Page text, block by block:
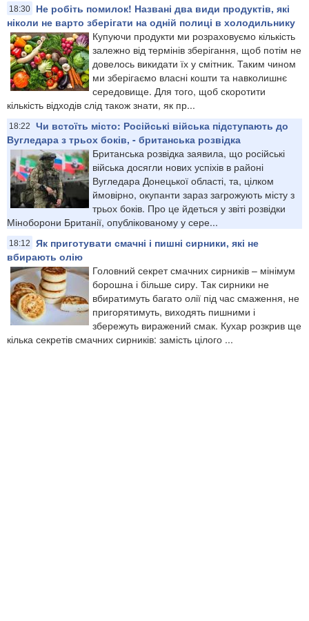
18:30
Не робіть помилок! Названі два види продуктів, які
ніколи не варто зберігати на одній полиці в холодильнику
Купуючи продукти ми розраховуємо кількість
залежно від термінів зберігання, щоб потім не
довелось викидати їх у смітник. Таким чином
ми зберігаємо власні кошти та навколишнє
середовище. Для того, щоб скоротити
кількість відходів слід також знати, як пр...
18:22
Чи встоїть місто: Російські війська підступають до
Вугледара з трьох боків, - британська розвідка
Британська розвідка заявила, що російські
війська досягли нових успіхів в районі
Вугледара Донецької області, та, цілком
ймовірно, окупанти зараз загрожують місту з
трьох боків. Про це йдеться у звіті розвідки
Міноборони Британії, опублікованому у сере...
18:12
Як приготувати смачні і пишні сирники, які не
вбирають олію
Головний секрет смачних сирників – мінімум
борошна і більше сиру. Так сирники не
вбиратимуть багато олії під час смаження, не
пригорятимуть, виходять пишними і
збережуть виражений смак. Кухар розкрив ще
кілька секретів смачних сирників: замість цілого ...